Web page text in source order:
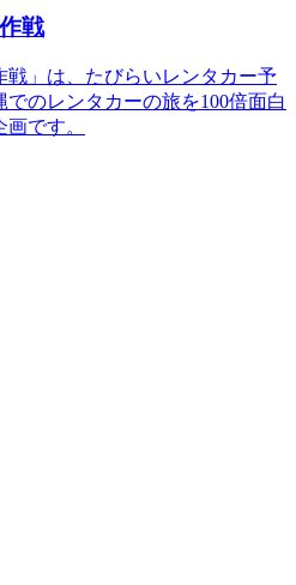
戦
戦」は、たびらいレンタカー予
のレンタカーの旅を100倍面白
です。